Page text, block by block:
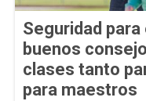
Seguridad
buenos
clases tanto
para maestros